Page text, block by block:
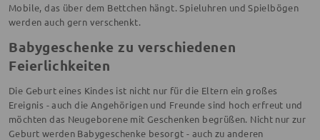
Mobile, das über dem Bettchen hängt. Spieluhren und Spielbögen
werden auch gern verschenkt.
Babygeschenke zu verschiedenen
Feierlichkeiten
Die Geburt eines Kindes ist nicht nur für die Eltern ein großes
Ereignis - auch die Angehörigen und Freunde sind hoch erfreut und
möchten das Neugeborene mit Geschenken begrüßen. Nicht nur zur
Geburt werden Babygeschenke besorgt - auch zu anderen